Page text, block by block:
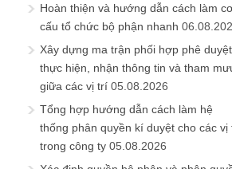
Hoàn thiện và hướng dẫn cách làm
cấu tổ chức bộ phận nhanh
Xây dựng ma trận phối hợp phê duyệt,
thực hiện, nhận thông tin và tham
giữa các vị trí 05.08.2026
Tổng hợp hướng dẫn cách làm hệ
thống phân quyền kí duyệt cho các vị
trong công ty 05.08.2026